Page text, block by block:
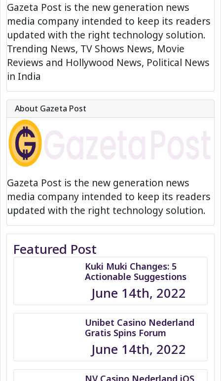
Gazeta Post is the new generation news
media company intended to keep its readers
updated with the right technology solution.
Trending News, TV Shows News, Movie
Reviews and Hollywood News, Political News
in India
About Gazeta Post
Gazeta Post is the new generation news
media company intended to keep its readers
updated with the right technology solution.
Featured Post
Kuki Muki Changes: 5
Actionable Suggestions
June 14th, 2022
Unibet Casino Nederland
Gratis Spins Forum
June 14th, 2022
NV Casino Nederland iOS